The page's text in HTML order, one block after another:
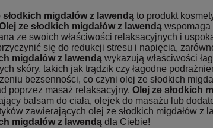
słodkich migdałów z lawendąto produkt
ze słodkich migdałów z lawendąwspomaga
ze swoich właściwości relaksacyjnych i
się do redukcji stresu i napięcia,
migdałów z lawendąwykazują właściwości
skóry, takich jak trądzik czy łagodne
bezsenności, co czyni olej ze słodkich
poprzez masaż relaksacyjny. Olej ze słodkich
balsam do ciała, olejek do masażu lub
zawierających olej ze słodkich migdałów
migdałów z lawendądla Ciebie!